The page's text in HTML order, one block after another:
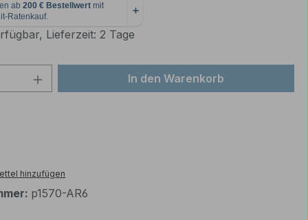
Lieferzeit: 2 Tage
Gib den gewünschten Wert
In den Warenkorb
hinzufügen
p1570-AR6